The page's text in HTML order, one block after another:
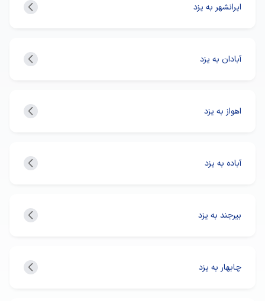
ایرانشهر به یزد
آبادان به یزد
اهواز به یزد
آباده به یزد
بیرجند به یزد
چابهار به یزد